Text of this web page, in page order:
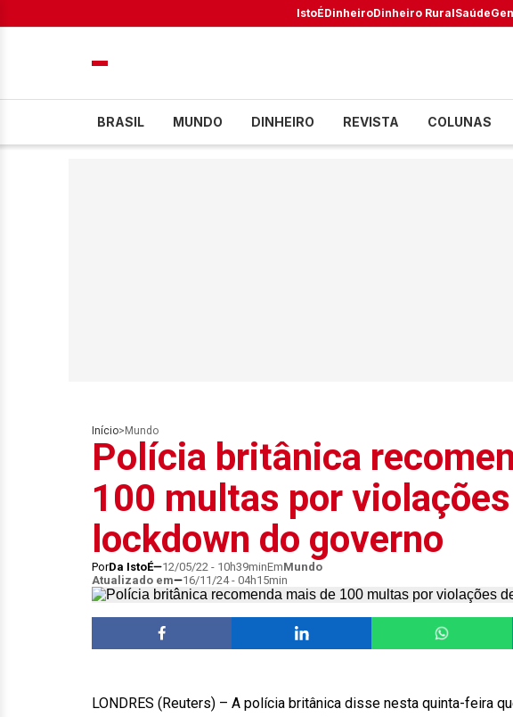
IstoÉDinheiroDinheiro RuralSaúde
BRASIL MUNDO DINHEIRO REVISTA COLUNAS
Início> Mundo
Polícia britânica
100 multas por
lockdown do governo
PorDa IstoÉ 12/05/22 - 10h39minEmMundo
Atualizado em
16/11/24 - 04h15min
LONDRES (Reuters) – A polícia britânica disse nesta quinta-feira